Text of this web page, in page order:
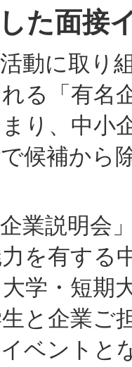
た面接
動に取り
る「有名
り、中小
候補から
企業説明会
を有する
学・短期
と企業ご
ベントと